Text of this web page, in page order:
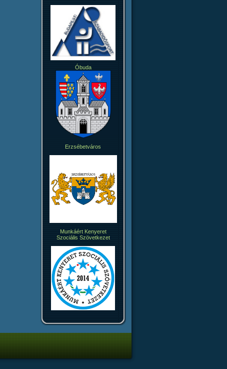
Óbuda
Erzsébetváros
Munkáért Kenyeret
Szociális Szövetkezet